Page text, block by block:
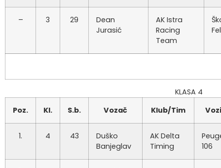
– 3 29
Dean
Jurasić
AK Istra
Racing
Team
KLASA 4
Poz.
Kl. S.b. Vozač Klub/Tim
1. 4 43
Duško
Banjeglav
AK Delta
Timing
106